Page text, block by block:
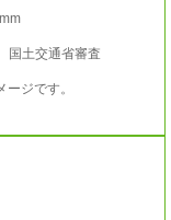
国土交通省審査
ジです。